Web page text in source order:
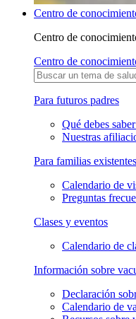
Centro de
Centro de
Centro de
Para futuros padres
Qué debes
Nuestras
Para familias existentes
Calendario de
Preguntas
Clases y eventos
Calendario de
Información sobre
Declaración
Calendario de